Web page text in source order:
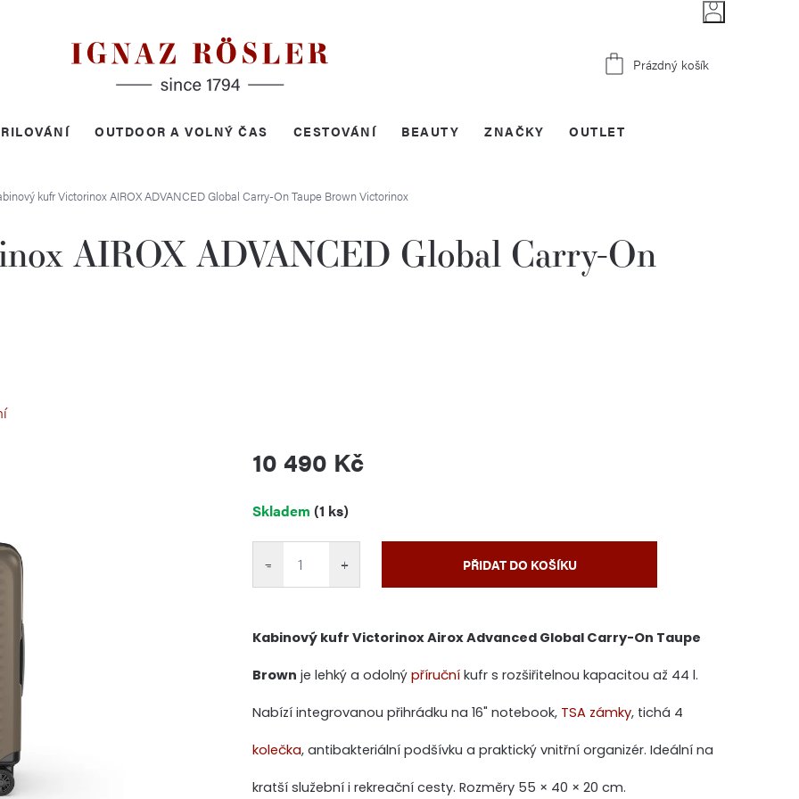
Nákupní
Prázdný košík
OUTDOOR A VOLNÝ ČAS CESTOVÁNÍ BEAUTY OUTLET
ZNAČKY
kufr Victorinox AIROX ADVANCED Global Carry-On Taupe BrownVictorinox
AIROX ADVANCED Global Carry-On
10 490 Kč
cena:
Skladem (1 ks)
+
− PŘIDAT DO KOŠÍKU
Kabinový kufr Victorinox Airox Advanced Global Carry-On Taupe
Brown je lehký a odolný příruční kufr s rozšiřitelnou kapacitou až 44 l.
Nabízí integrovanou přihrádku na 16" notebook, TSA zámky, tichá 4
kolečka, antibakteriální podšívku a praktický vnitřní organizér. Ideální na
kratší služební i rekreační cesty. Rozměry 55 × 40 × 20 cm.